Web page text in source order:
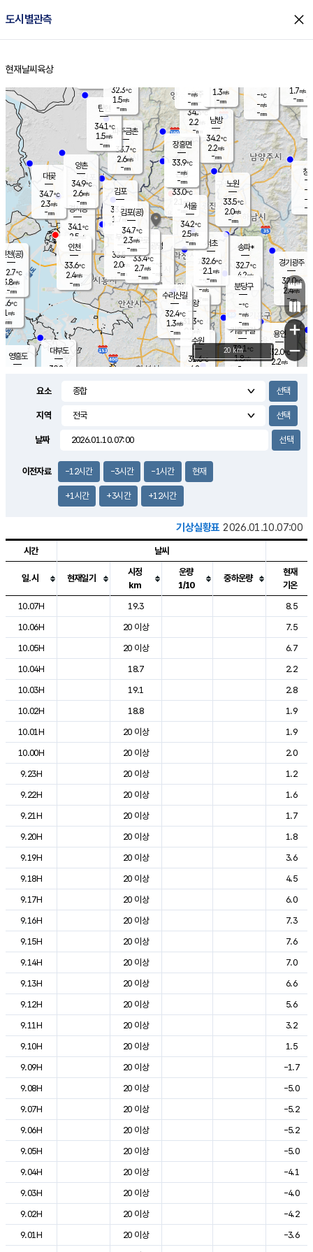
도시별관측 close
홈
현재날씨 육상
의도
℃
m/s
mm
영흥도
양주
34.3℃
2.2
-mm
과천
- ℃
-m/s
- mm
용인
32.0℃
2.2m/s
경기광주
32.0℃
2.4m/s
-mm
3.2m/s
대부도
30.8
경서동
34.1℃
2.5 m/s
-mm
파주금촌
33.7℃
2.6m/s
-mm
-℃
-m/s
-mm
대곶
34.7℃
2.3m/s
-mm
창
-
-m/
-
탄현
34.1℃
1.5m/s
-mm
1.7m/s
-mm
의왕
31.3℃
0.8m/s
mm
김포
33.2℃
1.7 m/s
mm
광명
- ℃
-m/s
-mm
부천
33.5℃
2.0m/s
-mm
양촌
34.9℃
2.6m/s
-mm
구로
33.4℃
2.7m/s
-mm
은평
33.0℃
2.1 m/s
- mm
노원
33.5℃
2.0m/s
-mm
송파*
32.7℃
4.2m/s
-mm
서초
32.6℃
2.1 m/s
-mm
남방
34.2℃
2.2m/s
-mm
기흥구갈
32.1℃
1.8m/s
-
수리산길
32.4℃
1.3m/s
-mm
분당구
-℃
-m/s
-mm
장흥면
33.9℃
-m/s
-mm
-m/s
-mm
인천(공)
32.7℃
3.8m/s
-mm
김포(공)
34.7℃
2.3m/s
-mm
수원
31.6℃
4.2 m/s
인천
33.6℃
2.4m/s
-mm
서울
34.2℃
2.5m/s
-mm
32.3℃
1.5m/s
-mm
1.3m/s
-mm
+
−
20 km
요소
지역
날짜
이전자료 -12시간 -3시간 -1시간 현재
+1시간 +3시간 +12시간
기상실황표 2026.01.10.07:00
도시별 기상실황표로 지점, 날씨, 기온, 강수, 바람, 기압등을 안내한 표입
시간 날씨
일.시 현재일기
시정
km
운량
1/10
중하운량
현재
기온
10.07H
19.3
8.5
10.06H
20 이상
7.5
10.05H
20 이상
6.7
10.04H
18.7
2.2
10.03H
19.1
2.8
10.02H
18.8
1.9
10.01H
20 이상
1.9
10.00H
20 이상
2.0
9.23H
20 이상
1.2
9.22H
20 이상
1.6
9.21H
20 이상
1.7
9.20H
20 이상
1.8
9.19H
20 이상
3.6
9.18H
20 이상
4.5
9.17H
20 이상
6.0
9.16H
20 이상
7.3
9.15H
20 이상
7.6
9.14H
20 이상
7.0
9.13H
20 이상
6.6
9.12H
20 이상
5.6
9.11H
20 이상
3.2
9.10H
20 이상
1.5
9.09H
20 이상
-1.7
9.08H
20 이상
-5.0
9.07H
20 이상
-5.2
9.06H
20 이상
-5.2
9.05H
20 이상
-5.0
9.04H
20 이상
-4.1
9.03H
20 이상
-4.0
9.02H
20 이상
-4.2
9.01H
20 이상
-3.6